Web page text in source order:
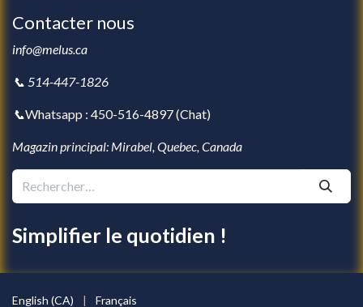
Contacter nous
info@melus.ca
📞 514-447-1826
📞Whatsapp : 450-516-4897 (Chat)
Magazin principal: Mirabel, Quebec, Canada
Simplifier le quotidien !
English (CA) | Français